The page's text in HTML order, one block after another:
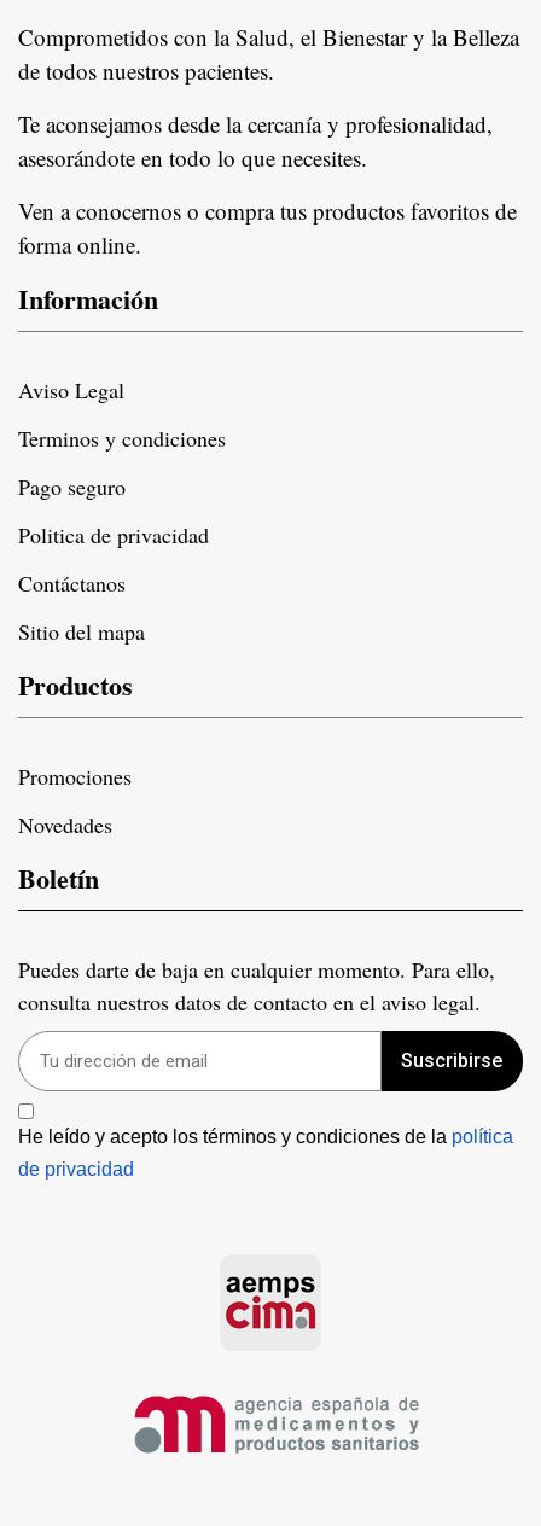
Comprometidos con la Salud, el Bienestar y la Belleza
de todos nuestros pacientes.
Te aconsejamos desde la cercanía y profesionalidad,
asesorándote en todo lo que necesites.
Ven a conocernos o compra tus productos favoritos de
forma online.
Información
Aviso Legal
Terminos y condiciones
Pago seguro
Politica de privacidad
Contáctanos
Sitio del mapa
Productos
Promociones
Novedades
Boletín
Puedes darte de baja en cualquier momento. Para ello,
consulta nuestros datos de contacto en el aviso legal.
Suscribirse
He leído y acepto los términos y condiciones de la política
de privacidad